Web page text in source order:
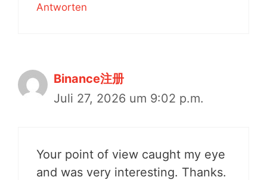
Antworten
Binance注册
Juli 27, 2026 um 9:02 p.m.
Your point of view caught my eye
and was very interesting. Thanks.